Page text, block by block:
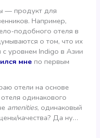
— продукт для
Например,
подобного отеля в
о том, что их
с уровнем Indigo в Азии
мне по первым
отели на основе
одинакового
amenities, одинаковый
качества? Да ну…